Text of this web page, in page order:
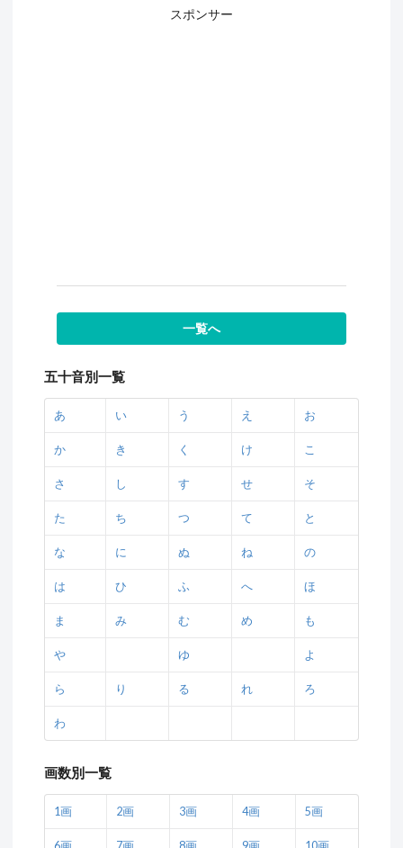
スポンサー
一覧へ
五十音別一覧
あ い う え お
か き く け こ
さ し す せ そ
た ち つ て と
な に ぬ ね の
は ひ ふ へ ほ
ま み む め も
や ゆ よ
ら り る れ ろ
わ
画数別一覧
1画 2画 3画 4画 5画